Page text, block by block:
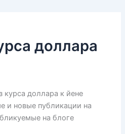
доллара
курса доллара к йене
и новые публикации на
на блоге